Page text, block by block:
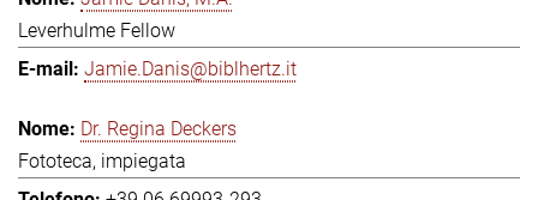
Leverhulme Fellow
Jamie.Danis@biblhertz.it
Dr. Regina Deckers
Fototeca, impiegata